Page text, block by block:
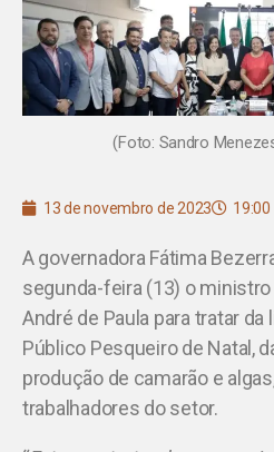
(Foto: Sandro
13 de novembro de 2023 19:00
A governadora Fátima
segunda-feira (13) o
André de Paula para tratar
Público Pesqueiro de Natal,
produção de camarão e
trabalhadores do setor.